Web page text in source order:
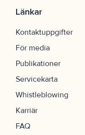
Länkar
Kontaktuppgifter
För media
Publikationer
Servicekarta
Whistleblowing
Karriär
FAQ